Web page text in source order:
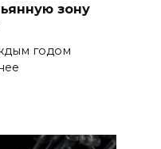
зону
годом